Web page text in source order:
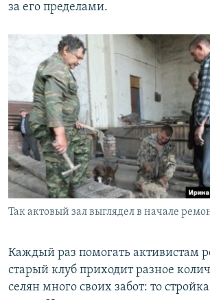
за его пределами.
Так актовый зал выглядел в начале
​Каждый раз помогать активистам
старый клуб приходит разное
селян много своих забот: то